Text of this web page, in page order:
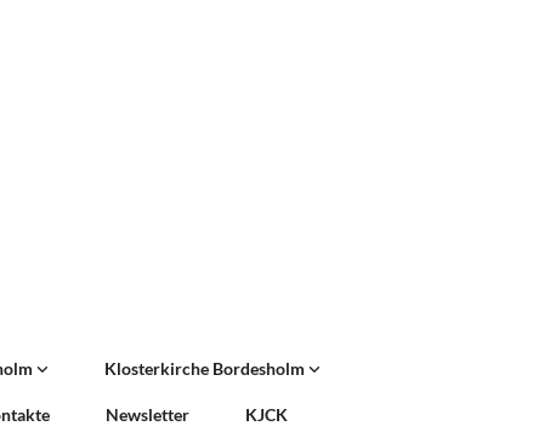
Klosterkirche Bordesholm
Newsletter KJCK